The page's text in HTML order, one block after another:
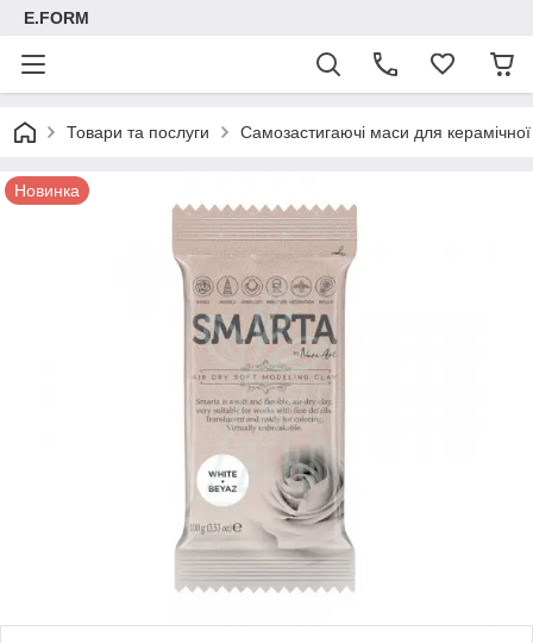
E.FORM
Товари та послуги Самозастигаючі маси для
Новинка